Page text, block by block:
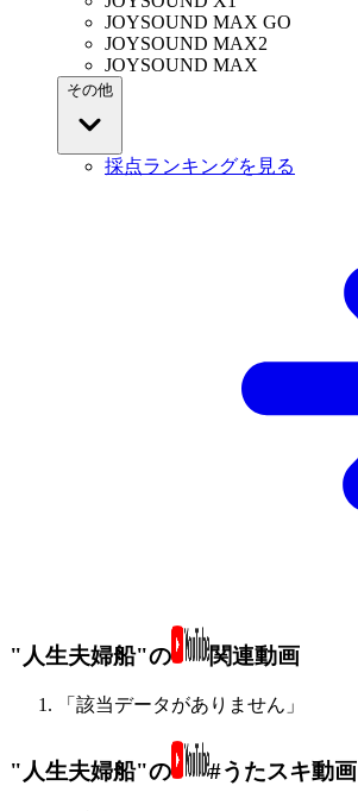
JOYSOUND MAX GO
JOYSOUND MAX2
JOYSOUND MAX
その他
採点ランキングを見る
"人生夫婦船"の 関連動画
「該当データがありません」
"人生夫婦船"の #うたスキ動画